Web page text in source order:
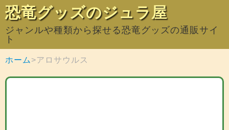
恐竜グッズのジュラ屋
ジャンルや種類から探せる恐竜グッズの通販サイ
ト
ホーム アロサウルス